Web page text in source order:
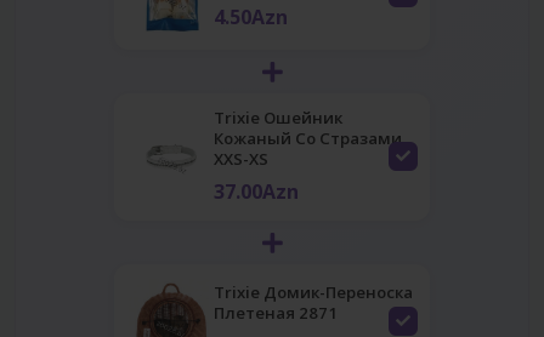
4.50Azn
Trixie Ошейник
Кожаный Со Стразами
XXS-XS
37.00Azn
Trixie Домик-Переноска
Плетеная 2871